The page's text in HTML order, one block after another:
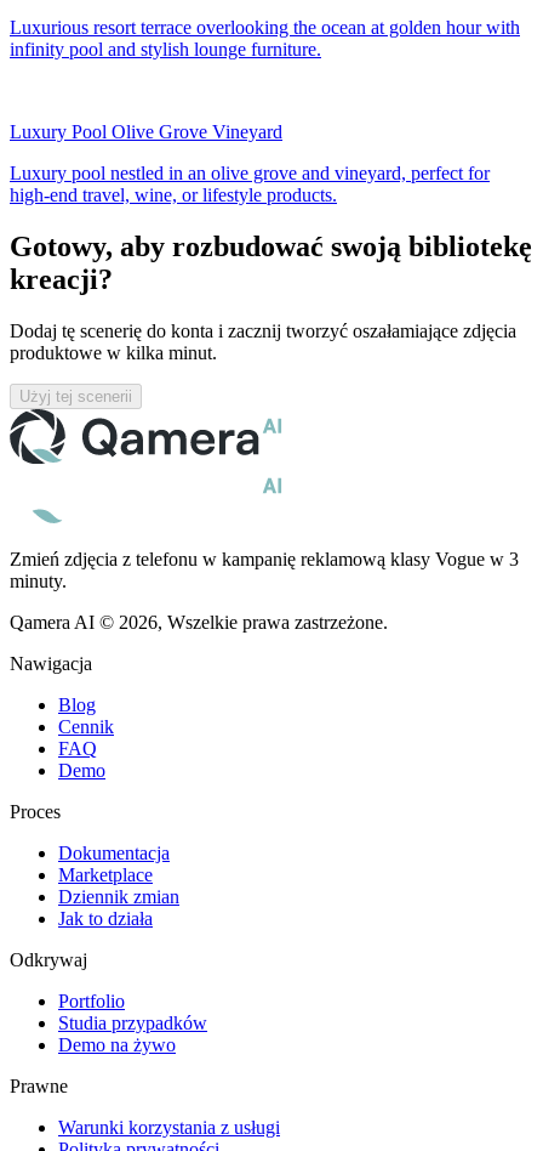
Luxurious resort terrace overlooking the ocean at golden hour with
infinity pool and stylish lounge furniture.
Luxury Pool Olive Grove Vineyard
Luxury pool nestled in an olive grove and vineyard, perfect for
high-end travel, wine, or lifestyle products.
Gotowy, aby rozbudować swoją bibliotekę
kreacji?
Dodaj tę scenerię do konta i zacznij tworzyć oszałamiające zdjęcia
produktowe w kilka minut.
Użyj tej scenerii
Zmień zdjęcia z telefonu w kampanię reklamową klasy Vogue w 3
minuty.
Qamera AI © 2026, Wszelkie prawa zastrzeżone.
Nawigacja
Blog
Cennik
FAQ
Demo
Proces
Dokumentacja
Marketplace
Dziennik zmian
Jak to działa
Odkrywaj
Portfolio
Studia przypadków
Demo na żywo
Prawne
Warunki korzystania z usługi